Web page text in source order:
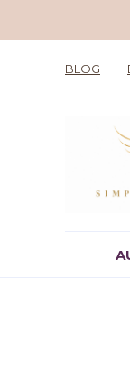
BLOG